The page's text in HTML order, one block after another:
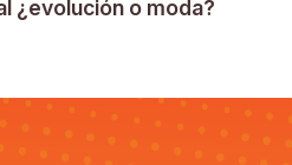
¿evolución o moda?